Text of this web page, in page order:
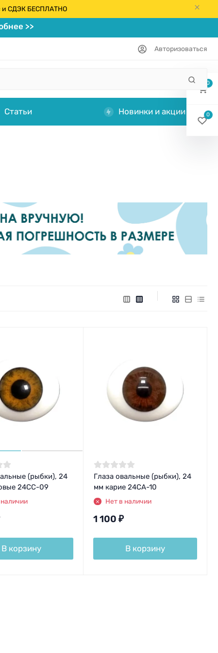
и СДЭК БЕСПЛАТНО
>>
Авторизоваться
Статьи Новинки и акции
(рыбки), 24
24CC-09
В корзину
Глаза овальные (рыбки), 24
мм карие 24CA-10
Нет в наличии
1 100 ₽
В корзину
0
0